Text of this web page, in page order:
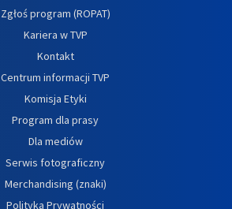
Zgłoś program (ROPAT)
Kariera w TVP
Kontakt
Centrum informacji TVP
Komisja Etyki
Program dla prasy
Dla mediów
Serwis fotograficzny
Merchandising (znaki)
Polityka Prywatności